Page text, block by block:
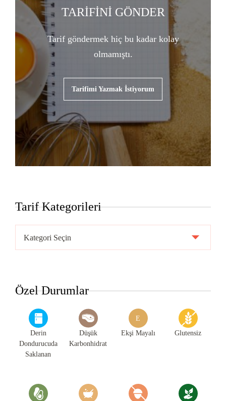
TARİFİNİ GÖNDER
Tarif göndermek hiç bu kadar kolay
olmamıştı.
Tarifimi Yazmak İstiyorum
Tarif Kategorileri
Kategorileri
Özel Durumlar
Derin
Dondurucuda
Saklanan
Düşük
Karbonhidrat
E
Ekşi Mayalı Glutensiz